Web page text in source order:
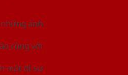
ảnh
cùng với
mất đi sự